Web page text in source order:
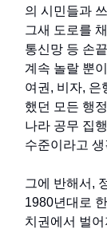
의 시민들과
그새 도로를
통신망 등 손
계속 놀랄 뿐
여권, 비자, 은
했던 모든 행
나라 공무 집
수준이라고
그에 반해서,
1980년대로
치권에서 벌